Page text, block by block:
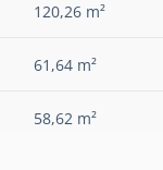
120,26 m²
61,64 m²
58,62 m²